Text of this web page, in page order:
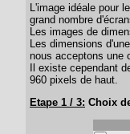
L'image idéale pour
grand nombre
Les images de
Les dimensions
nous acceptons une
Il existe cependant
960 pixels de haut.
Etape 1 / 3: Choix